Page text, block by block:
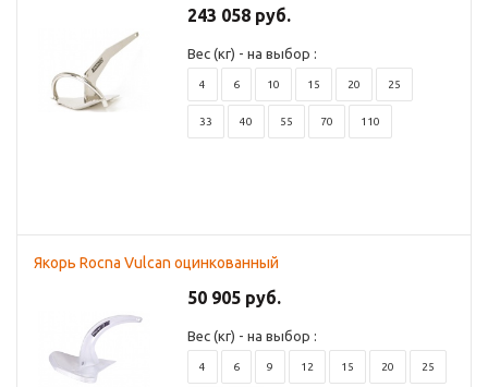
243 058 руб.
Вес (кг) - на выбор :
4 6 10 15 20 25
33 40 55 70 110
Якорь Rocna Vulcan оцинкованный
50 905 руб.
Вес (кг) - на выбор :
4 6 9 12 15 20 25